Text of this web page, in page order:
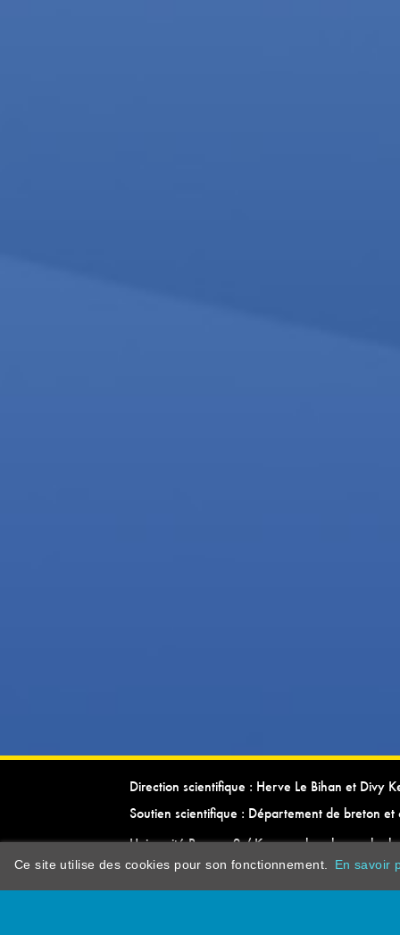
Direction scientifique : Herve Le Bihan et Divy
Soutien scientifique : Département de breton et
Université Rennes 2 / Kevrenn brezhoneg ha
Ce site utilise des cookies pour son fonctionnement. En savoir